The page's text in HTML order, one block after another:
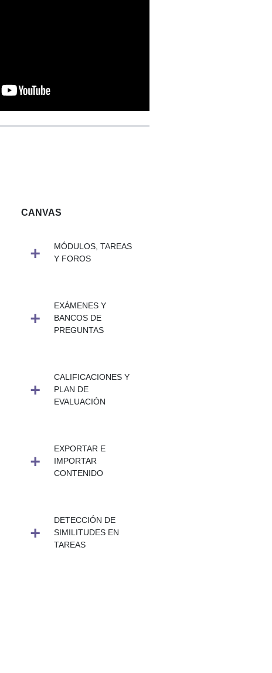
CANVAS
MÓDULOS, TAREAS
Y FOROS
EXÁMENES Y
BANCOS DE
PREGUNTAS
CALIFICACIONES Y
PLAN DE
EVALUACIÓN
EXPORTAR E
IMPORTAR
CONTENIDO
DETECCIÓN DE
SIMILITUDES EN
TAREAS